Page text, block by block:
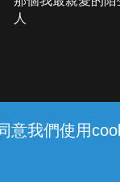
意我們使用
人